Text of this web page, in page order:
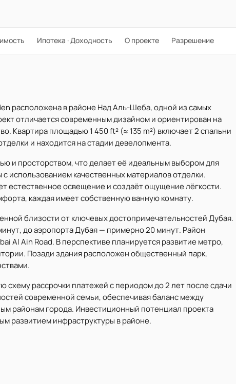
Ипотека · Доходность О проекте Разрешение
расположена в районе Над Аль-Шеба, одной из самых
отличается современным дизайном и ориентирован на
Квартира площадью 1 450 ft² (≈ 135 m²) включает 2 спальни
и находится на стадии девелопмента.
и просторством, что делает её идеальным выбором для
использованием качественных материалов отделки.
естественное освещение и создаёт ощущение лёгкости.
каждая имеет собственную ванную комнату.
близости от ключевых достопримечательностей Дубая.
до аэропорта Дубая — примерно 20 минут. Район
Al Ain Road. В перспективе планируется развитие метро,
Позади здания расположен общественный парк,
схему рассрочки платежей с периодом до 2 лет после сдачи
современной семьи, обеспечивая баланс между
районам города. Инвестиционный потенциал проекта
развитием инфраструктуры в районе.